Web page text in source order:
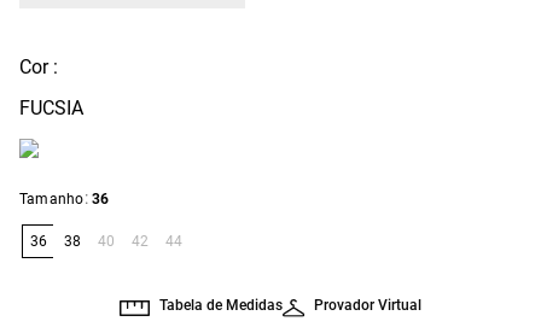
Cor :
FUCSIA
Tamanho: 36
36 38 40 42 44
Provador Virtual
Tabela de Medidas